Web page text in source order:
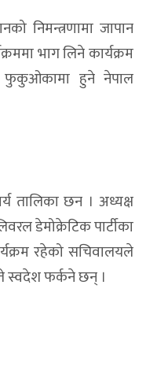
निमन्त्रणामा जापान
भाग लिने कार्यक्रम
हुने नेपाल
तालिका छन । अध्यक्ष
डेमोक्रेटिक पार्टीका
रहेको सचिवालयले
स्वदेश फर्कने छन् ।